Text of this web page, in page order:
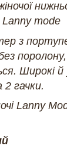
mode
з
Широкі й
2 гачки.
Lanny